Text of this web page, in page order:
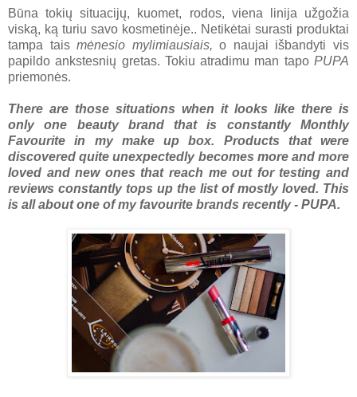
Būna tokių situacijų, kuomet, rodos, viena linija užgožia
viską, ką turiu savo kosmetinėje.. Netikėtai surasti produktai
tampa taismėnesio mylimiausiais,o naujai išbandyti vis
papildo ankstesnių gretas. Tokiu atradimu man tapo PUPA
priemonės.
There are those situations when it looks like there is
only one beauty brand that is constantly Monthly
Favourite in my make up box. Products that were
discovered quite unexpectedly becomes more and more
loved and new ones that reach me out for testing and
reviews constantly tops up the list of mostly loved. This
is all about one of my favourite brands recently - PUPA.